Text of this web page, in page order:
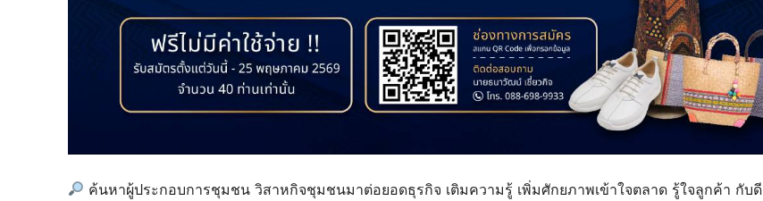
ค้นหาผู้ประกอบการชุมชน วิสาหกิจชุมชนมาต่อยอดธุรกิจ เติมความรู้ เพิ่มศักยภาพเข้าใจตลาด รู้ใจลูกค้า กับดี